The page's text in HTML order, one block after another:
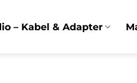
– Kabel & Adapter